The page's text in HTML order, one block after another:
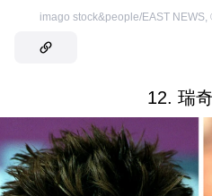
imago stock&people/EAST NEWS,
12. 瑞